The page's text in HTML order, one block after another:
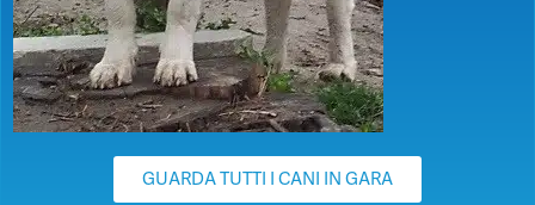
GUARDA TUTTI I CANI IN GARA